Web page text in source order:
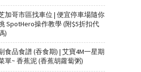
加哥市區找車位 | 便宜停車場隨你
SpotHero操作教學 (附$5折扣代
)
食品食譜 (吞食期) | 艾寶4M一星期
單~ 香蕉泥 (香蕉胡蘿蔔粥)